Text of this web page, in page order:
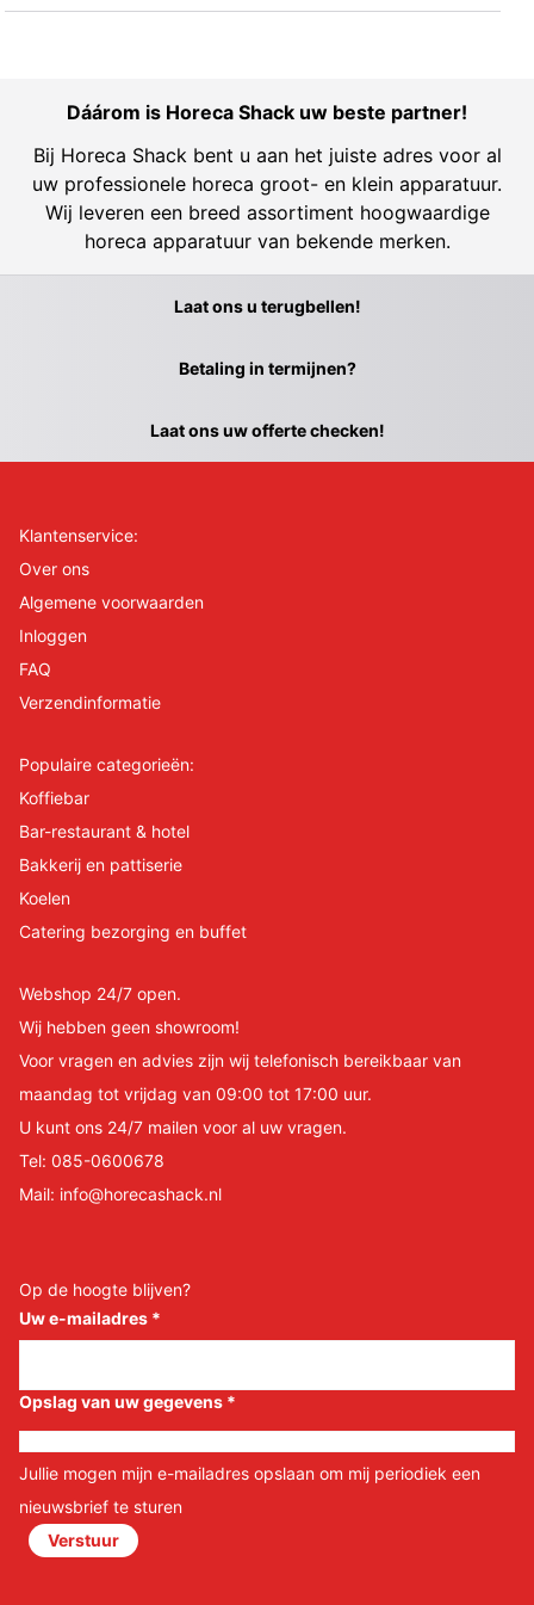
Dáárom is Horeca Shack uw beste partner!
Bij Horeca Shack bent u aan het juiste adres voor al
uw professionele horeca groot- en klein apparatuur.
Wij leveren een breed assortiment hoogwaardige
horeca apparatuur van bekende merken.
Laat ons u terugbellen!
Betaling in termijnen?
Laat ons uw offerte checken!
Klantenservice:
Over ons
Algemene voorwaarden
Inloggen
FAQ
Verzendinformatie
Populaire categorieën:
Koffiebar
Bar-restaurant & hotel
Bakkerij en pattiserie
Koelen
Catering bezorging en buffet
Webshop 24/7 open.
Wij hebben geen showroom!
Voor vragen en advies zijn wij telefonisch bereikbaar van
maandag tot vrijdag van 09:00 tot 17:00 uur.
U kunt ons 24/7 mailen voor al uw vragen.
Tel: 085-0600678
Mail: info@horecashack.nl
Op de hoogte blijven?
Uw e-mailadres *
Opslag van uw gegevens *
Jullie mogen mijn e-mailadres opslaan om mij periodiek een
nieuwsbrief te sturen
Verstuur